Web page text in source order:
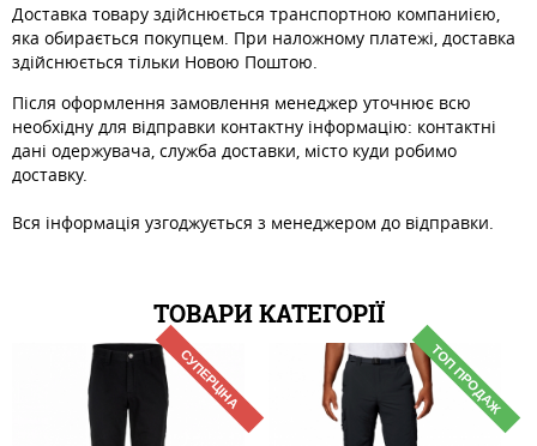
Доставка товару здійснюється транспортною компаниією,
яка обирається покупцем. При наложному платежі, доставка
здійснюється тільки Новою Поштою.
Після оформлення замовлення менеджер уточнює всю
необхідну для відправки контактну інформацію: контактні
дані одержувача, служба доставки, місто куди робимо
доставку.
Вся інформація узгоджується з менеджером до відправки.
ТОВАРИ КАТЕГОРІЇ
СУПЕРЦІНА ТОП ПРОДАЖ